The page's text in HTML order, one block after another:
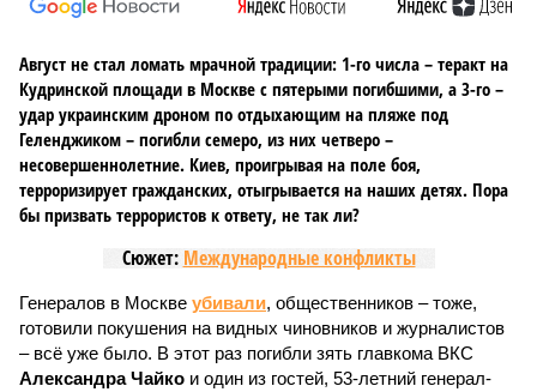
Август не стал ломать мрачной традиции: 1-го числа – теракт на
Кудринской площади в Москве с пятерыми погибшими, а 3-го –
удар украинским дроном по отдыхающим на пляже под
Геленджиком – погибли семеро, из них четверо –
несовершеннолетние. Киев, проигрывая на поле боя,
терроризирует гражданских, отыгрывается на наших детях. Пора
бы призвать террористов к ответу, не так ли?
Сюжет: Международные конфликты
Генералов в Москве убивали, общественников – тоже,
готовили покушения на видных чиновников и журналистов
– всё уже было. В этот раз погибли зять главкома ВКС
Александра Чайко и один из гостей, 53-летний генерал-